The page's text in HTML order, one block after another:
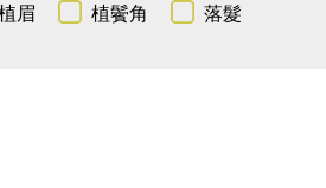
眉 植鬢角 落髮